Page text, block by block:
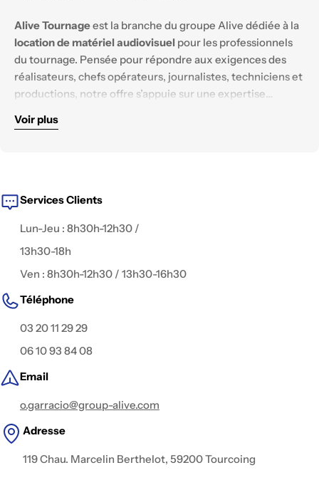
Alive Tournageest la branche du groupe Alive dédiée à la
location de matériel audiovisuel pour les professionnels
du tournage. Pensée pour répondre aux exigences des
réalisateurs, chefs opérateurs, journalistes, techniciens et
productions, notre offre s’appuie sur une expertise
renouvelé.
Nous mettons à disposition des équipements
digital.
Voir plus
Services Clients
Lun-Jeu : 8h30h-12h30 /
13h30-18h
Ven : 8h30h-12h30 / 13h30-16h30
Téléphone
03 20 11 29 29
06 10 93 84 08
Email
o.garracio@group-alive.com
Adresse
119 Chau. Marcelin Berthelot, 59200 Tourcoing